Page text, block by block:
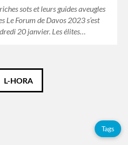
sots et leurs guides aveugles
Le Forum de Davos 2023 s’est
20 janvier. Les élites…
L-HORA
Tags